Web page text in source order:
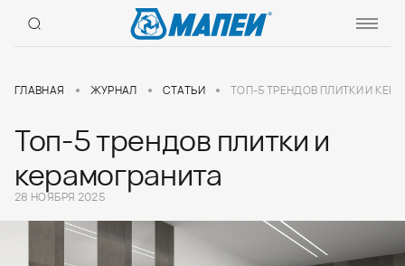
ГЛАВНАЯ ЖУРНАЛ СТАТЬИ ТОП-5 ТРЕНДОВ ПЛИТКИ И
Топ-5 трендов плитки и
керамогранита
28 НОЯБРЯ 2025